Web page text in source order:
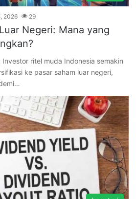
2026 29
Negeri: Mana yang
Investor ritel muda Indonesia semakin
ke pasar saham luar negeri,